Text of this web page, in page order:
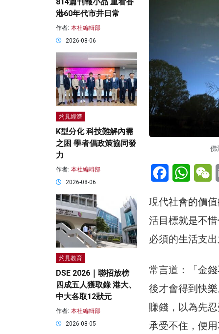
佛
Facebook
現代社會的價
活目標就是不
必須的生活支
常言道：「金
後才會得到快
賺錢，以為先
承受不住，便
港60年代市井日常
作者: 本社編輯部
2026-08-06
灼見經濟
K型分化 科技難解內需
之困 學者倡政策協同發
力
作者: 本社編輯部
2026-08-06
灼見教育
DSE 2026｜聯招放榜
四成五人獲取錄 港大、
中大各取12狀元
作者: 本社編輯部
2026-08-05